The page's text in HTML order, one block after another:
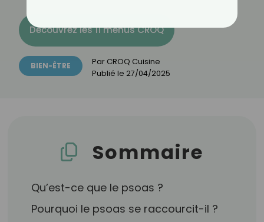
Découvrez les 11 menus CROQ
BIEN-ÊTRE Par CROQ Cuisine
Publié le 27/04/2025
Sommaire
Qu’est-ce que le psoas ?
Pourquoi le psoas se raccourcit-il ?